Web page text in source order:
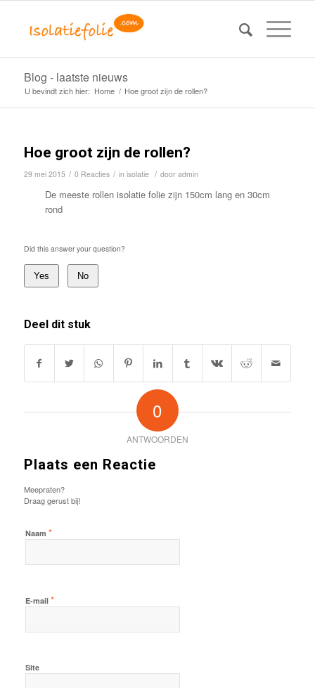
Blog - laatste nieuws
U bevindt zich hier: Home / Hoe groot zijn de rollen?
Hoe groot zijn de rollen?
29 mei 2015 / 0 Reacties / in isolatie / door admin
De meeste rollen isolatie folie zijn 150cm lang en 30cm
rond
Did this answer your question?
Yes No
Deel dit stuk
0
ANTWOORDEN
Plaats een Reactie
Meepraten?
Draag gerust bij!
Naam *
E-mail *
Site